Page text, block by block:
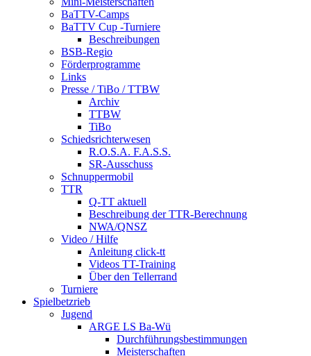
BaTTV-Camps
BaTTV Cup -Turniere
Beschreibungen
BSB-Regio
Förderprogramme
Links
Presse / TiBo / TTBW
Archiv
TTBW
TiBo
Schiedsrichterwesen
R.O.S.A. F.A.S.S.
SR-Ausschuss
Schnuppermobil
TTR
Q-TT aktuell
Beschreibung der TTR-Berechnung
NWA/QNSZ
Video / Hilfe
Anleitung click-tt
Videos TT-Training
Über den Tellerrand
Turniere
Spielbetzrieb
Jugend
ARGE LS Ba-Wü
Durchführungsbestimmungen
Meisterschaften